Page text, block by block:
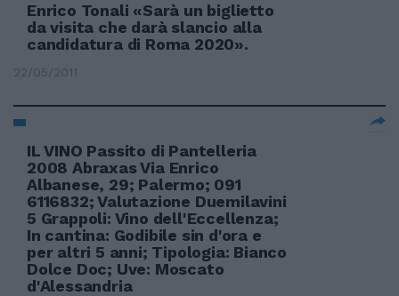
Enrico Tonali «Sarà un biglietto
da visita che darà slancio alla
candidatura di Roma 2020».
22/05/2011
IL VINO Passito di Pantelleria
2008 Abraxas Via Enrico
Albanese, 29; Palermo; 091
6116832; Valutazione Duemilavini
5 Grappoli: Vino dell'Eccellenza;
In cantina: Godibile sin d'ora e
per altri 5 anni; Tipologia: Bianco
Dolce Doc; Uve: Moscato
d'Alessandria